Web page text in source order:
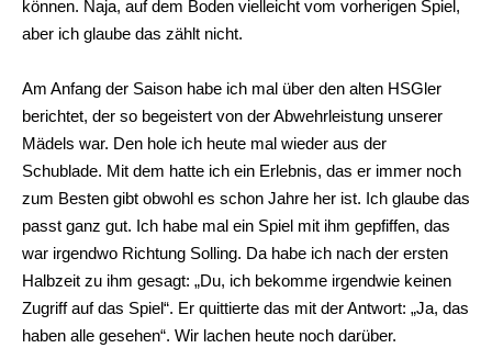
können. Naja, auf dem Boden vielleicht vom vorherigen Spiel,
aber ich glaube das zählt nicht.
Am Anfang der Saison habe ich mal über den alten HSGler
berichtet, der so begeistert von der Abwehrleistung unserer
Mädels war. Den hole ich heute mal wieder aus der
Schublade. Mit dem hatte ich ein Erlebnis, das er immer noch
zum Besten gibt obwohl es schon Jahre her ist. Ich glaube das
passt ganz gut. Ich habe mal ein Spiel mit ihm gepfiffen, das
war irgendwo Richtung Solling. Da habe ich nach der ersten
Halbzeit zu ihm gesagt: „Du, ich bekomme irgendwie keinen
Zugriff auf das Spiel“. Er quittierte das mit der Antwort: „Ja, das
haben alle gesehen“. Wir lachen heute noch darüber.